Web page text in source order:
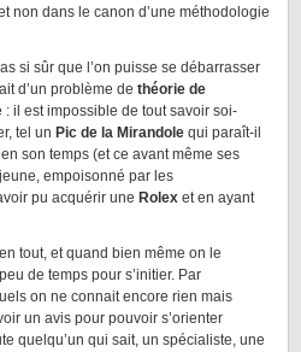
non dans le canon d’une méthodologie
si sûr que l’on puisse se débarrasser
d’un problème de théorie de
: il est impossible de tout savoir soi-
tel un Pic de la Mirandole qui paraît-il
son temps (et ce avant même ses
empoisonné par les
pu acquérir une Rolex et en ayant
tout, et quand bien même on le
de temps pour s’initier. Par
on ne connait encore rien mais
un avis pour pouvoir s’orienter
quelqu’un qui sait, un spécialiste, une